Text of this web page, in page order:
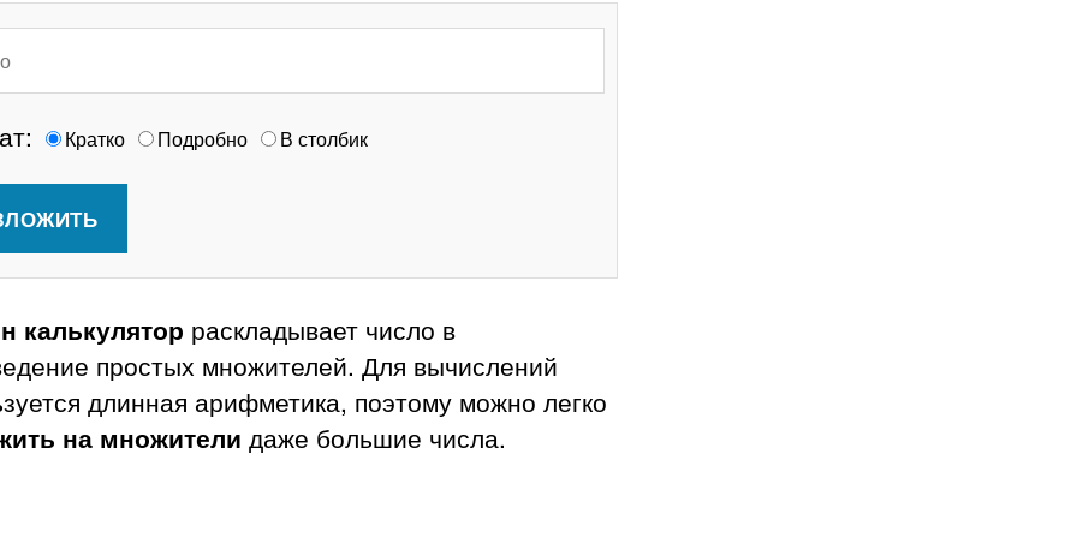
Кратко Подробно В столбик
калькулятор раскладывает число в
простых множителей. Для вычислений
длинная арифметика, поэтому можно легко
на множители даже большие числа.